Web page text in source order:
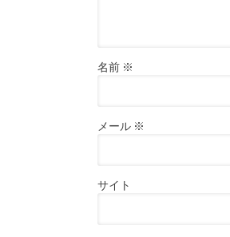
名前 ※
メール ※
サイト